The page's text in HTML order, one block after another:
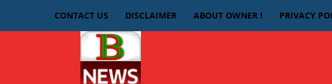
CONTACT US DISCLAIMER ABOUT OWNER ! PRIVACY